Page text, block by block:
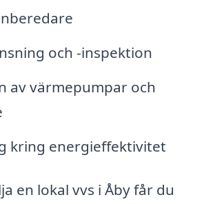
och -inspektion
av värmepumpar och
kring energieffektivitet
en lokal vvs i Åby får du